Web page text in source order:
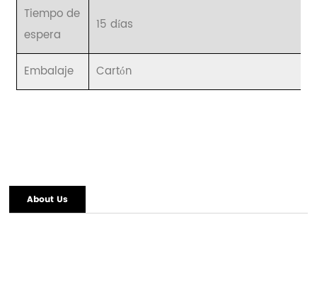
Tiempo de
espera
15 días
Embalaje Cartón
About Us